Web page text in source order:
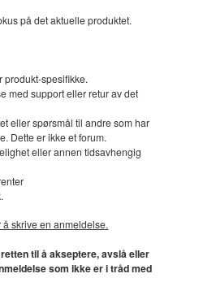
på det aktuelle produktet.
produkt-spesifikke.
med support eller retur av det
eller spørsmål til andre som har
Dette er ikke et forum.
eller annen tidsavhengig
skrive en anmeldelse.
til å akseptere, avslå eller
som ikke er i tråd med